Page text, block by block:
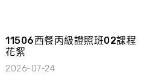
11506西餐丙級證照班02課程
花絮
2026-07-24